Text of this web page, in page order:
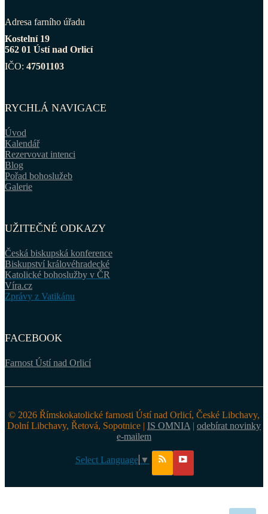
Adresa farního úřadu
Kostelní 19
562 01 Ústí nad Orlicí
IČO: 47501103
RYCHLÁ NAVIGACE
Úvod
Kalendář
Rezervovat intenci
Blog
Pořad bohoslužeb
Galerie
UŽITEČNÉ ODKAZY
Česká biskupská konference
Biskupství královéhradecké
Katolické bohoslužby v ČR
Víra.cz
Zprávy z Vatikánu
FACEBOOK
Farnost Ústí nad Orlicí
© 2026 Římskokatolické farnosti Ústí nad Orlicí, České Libchavy,
Dolní Libchavy, Řetová, Sopotnice | IS OMNIA | odebírat novinky
e-mailem
Select Language ▼